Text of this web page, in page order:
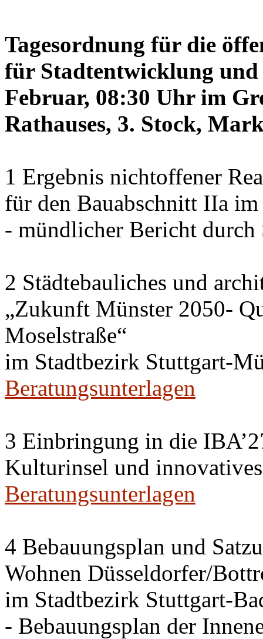
Tagesordnung für die
für Stadtentwicklung und
Februar, 08:30 Uhr im
Rathauses, 3. Stock,
1 Ergebnis nichtoffener
für den Bauabschnitt IIa
- mündlicher Bericht
2 Städtebauliches und
„Zukunft Münster 2050-
Moselstraße“
im Stadtbezirk Stuttgart-
Beratungsunterlagen
3 Einbringung in die
Kulturinsel und
Beratungsunterlagen
4 Bebauungsplan und
Wohnen Düsseldorfer/
im Stadtbezirk Stuttgart-
- Bebauungsplan der